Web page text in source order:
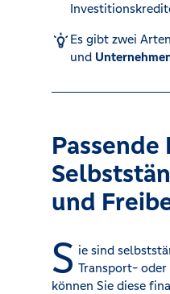
Karte sperren
Es gibt zwei
und
und
S ie sind
Transport-
können Sie diese